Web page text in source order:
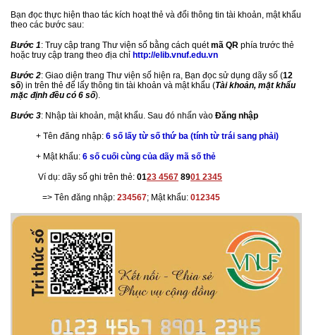
Bạn đọc thực hiện thao tác kích hoạt thẻ và đổi thông tin tài khoản, mật khẩu
theo các bước sau:
Bước 1: Truy cập trang Thư viện số bằng cách quétmã QR phía trước thẻ
hoặc truy cập trang theo địa chỉ http://elib.vnuf.edu.vn
Bước 2: Giao diện trang Thư viện số hiện ra, Bạn đọc sử dụng dãy số (12
số) in trên thẻ để lấy thông tin tài khoản và mật khẩu (Tài khoản, mật khẩu
mặc định đều có 6 số).
Bước 3: Nhập tài khoản, mật khẩu. Sau đó nhấn vào Đăng nhập
+ Tên đăng nhập: 6 số lấy từ số thứ ba (tính từ trái sang phải)
+ Mật khẩu: 6 số cuối cùng của dãy mã số thẻ
Ví dụ: dãy số ghi trên thẻ: 0123 4567 8901 2345
=> Tên đăng nhập: 234567; Mật khẩu: 012345